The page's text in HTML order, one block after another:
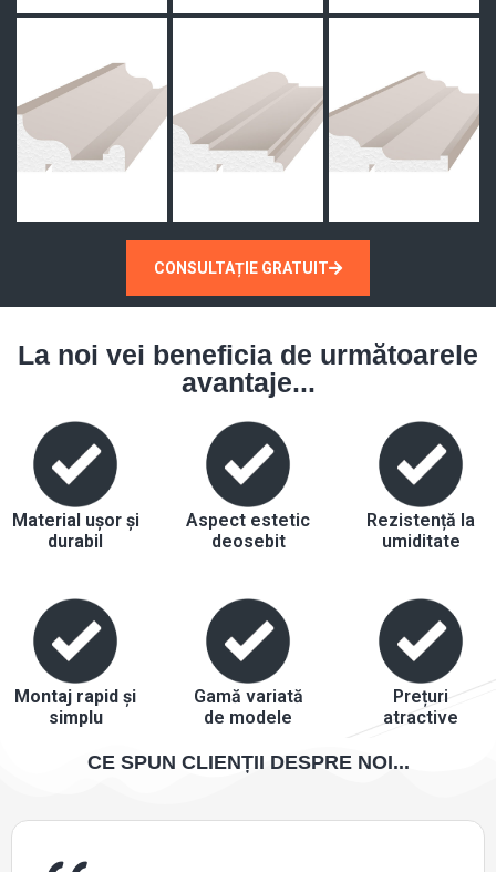
CONSULTAȚIE GRATUIT
La noi vei beneficia de următoarele
avantaje...
Material ușor și
durabil
Aspect estetic
deosebit
Rezistență la
umiditate
Montaj rapid și
simplu
Gamă variată
de modele
Prețuri
atractive
CE SPUN CLIENȚII DESPRE NOI...